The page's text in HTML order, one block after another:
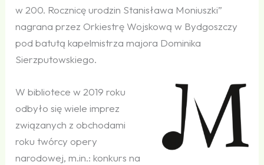
w 200. Rocznicę urodzin Stanisława Moniuszki”
nagrana przez Orkiestrę Wojskową w Bydgoszczy
pod batutą kapelmistrza majora Dominika
Sierzputowskiego.
W bibliotece w 2019 roku
odbyło się wiele imprez
związanych z obchodami
roku twórcy opery
narodowej, m.in.: konkurs na